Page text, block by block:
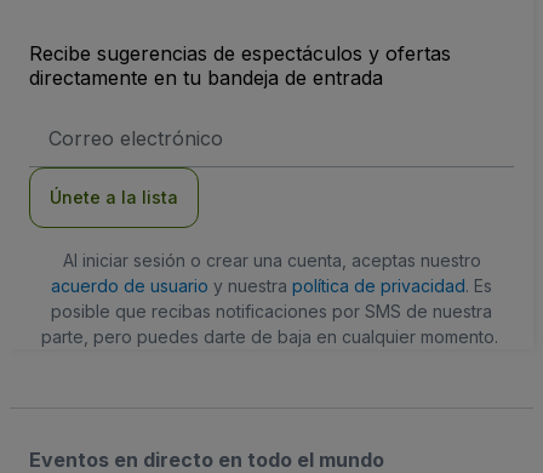
Recibe sugerencias de espectáculos y ofertas
directamente en tu bandeja de entrada
de
Únete a la lista
Al iniciar sesión o crear una cuenta, aceptas nuestro
acuerdo de usuario y nuestra política de privacidad. Es
posible que recibas notificaciones por SMS de nuestra
parte, pero puedes darte de baja en cualquier momento.
Eventos en directo en todo el mundo